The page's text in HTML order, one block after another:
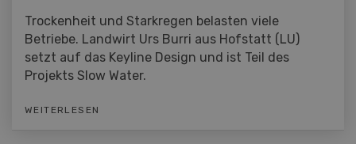
Trockenheit und Starkregen belasten viele
Betriebe. Landwirt Urs Burri aus Hofstatt (LU)
setzt auf das Keyline Design und ist Teil des
Projekts Slow Water.
WEITERLESEN